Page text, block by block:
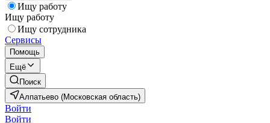
Ищу работу
Ищу работу
Ищу сотрудника
Сервисы
Помощь
Ещё
Поиск
Алпатьево (Московская область)
Войти
Войти